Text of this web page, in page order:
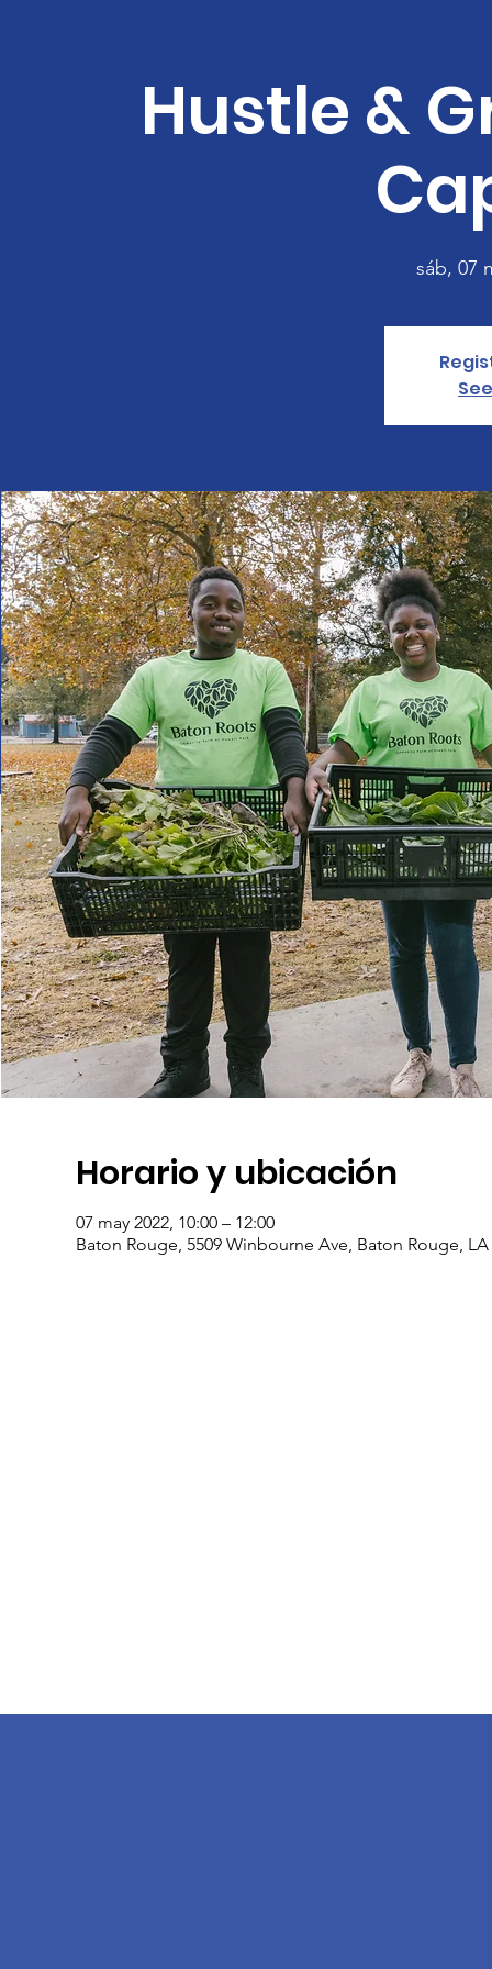
Hustle &
sáb, 07
Horario y ubicación
07 may 2022, 10:00 – 12:00
Baton Rouge, 5509 Winbourne Ave, Baton Rouge, LA